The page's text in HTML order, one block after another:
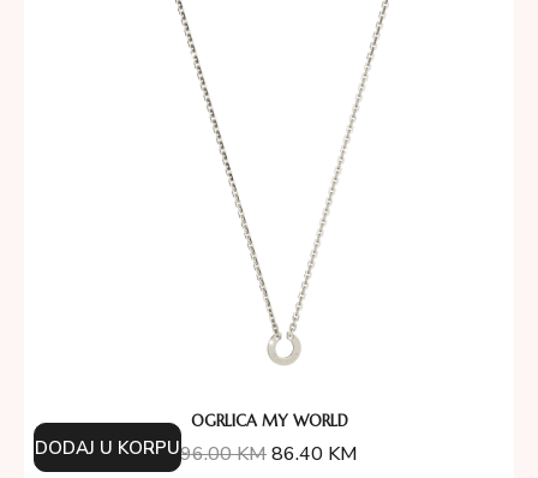
OGRLICA MY WORLD
96.00KM86.40 KM
DODAJ U KORPU